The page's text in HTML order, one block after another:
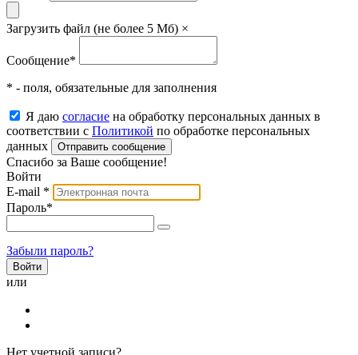
Загрузить файл (не более 5 Мб) ×
Сообщение*
* - поля, обязательные для заполнения
Я даю согласие на обработку персональных данных в
соответствии с Политикой по обработке персональных
данных
Отправить сообщение
Спасибо за Ваше сообщение!
Войти
E-mail *
Пароль*
Забыли пароль?
или
Нет учетной записи?